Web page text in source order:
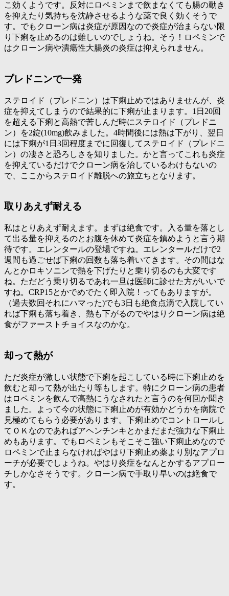
こ効くようです。反対にロペミンまで飲まなくても腸の動き
を抑えたり気持ちを沈静させるような薬で良く効くそうで
す。でもクローン病は炎症が原因なので炎症が治まらない限
り下痢を止めるのは難しいのでしょうね。そう！ロペミンで
はクローン病や潰瘍性大腸炎の炎症は抑えられません。
プレドニンで一発
ステロイド（プレドニン）は下痢止めではありませんが、炎
症を抑えてしまうので結果的に下痢が止まります。1日20回
を超える下痢と高熱で苦しんだ時にステロイド（プレドニ
ン）を2錠(10mg)飲みました。4時間後には熱は下がり、翌日
には下痢が1日3回程度までに回復してステロイド（プレドニ
ン）の凄さと恐ろしさを知りました。かと言ってこれも炎症
を抑えているだけでクローン病を治しているわけもないの
で、ここからステロイド離脱への旅立ちとなります。
取りあえず耐える
私はとりあえず耐えます。まずは絶食です。入る量を落とし
て出る量を抑えるのとお腹を休めて炎症を鎮めようと言う期
待です。エレンタールの登場ですね。エレンタールだけで2
週間も過ごせば下痢の回数も落ち着いてきます。その間はな
んとかロキソニンで熱を下げたりと乗り切るのも大変です
ね。ただどう乗り切るであれ一旦は医師に診せた方がいいで
すね。CRP15とかでめでたく即入院！ってもありますが。
（過去数回それにハマった)でも3日も絶食点滴で入院してい
れば下痢も落ち着き、熱も下がるのでやはりクローン病は絶
食がファーストチョイスなのかな。
却って熱が
ただ炎症が激しい状態で下痢を起こしている時に下痢止めを
飲むと却って熱が出たり等もします。特にクローン病の患者
はロペミンを飲んで高熱にうなされたと言うのを何回か聞き
ました。よって今の状態に下痢止めが有効かどうかを病院で
見極めてもらう必要があります。下痢止めでコントロールし
てＯＫなのであればアヘンチンキとかまだまだ強力な下痢止
めもあります。でもロペミンもそこそこ強い下痢止めなので
ロペミンで止まらなければやはり下痢止め薬より別なアプロ
ーチが必要でしょうね。やはり炎症をなんとかするアプロー
チしかなさそうです。クローン病で手取り早いのは絶食で
す。